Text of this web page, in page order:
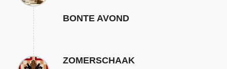
BONTE AVOND
ZOMERSCHAAK